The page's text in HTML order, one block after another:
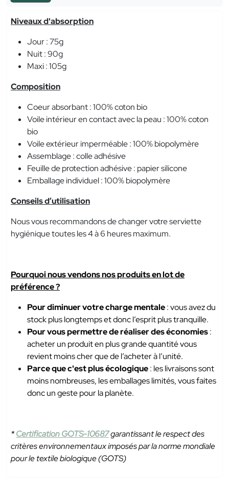
Niveaux d'absorption
Jour : 75g
Nuit : 90g
Maxi : 105g
Composition
Coeur absorbant : 100% coton bio
Voile intérieur en contact avec la peau : 100% coton
bio
Voile extérieur imperméable : 100% biopolymère
Assemblage : colle adhésive
Feuille de protection adhésive : papier silicone
Emballage individuel : 100% biopolymère
Conseils d’utilisation
Nous vous recommandons de changer votre serviette
hygiénique toutes les 4 à 6 heures maximum.
Pourquoi nous vendons nos produits en lot de
préférence ?
Pour diminuer votre charge mentale: vous avez du
stock plus longtemps et donc l’esprit plus tranquille.
Pour vous permettre de réaliser des économies:
acheter un produit en plus grande quantité vous
revient moins cher que de l’acheter à l’unité.
Parce que c'est plus écologique: les livraisons sont
moins nombreuses, les emballages limités, vous faites
donc un geste pour la planète.
*Certification GOTS-10687garantissant le respect des
critères environnementaux imposés par la norme mondiale
pour le textile biologique (GOTS)